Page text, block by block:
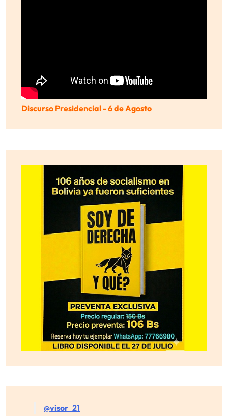
Discurso Presidencial - 6 de Agosto
@visor_21